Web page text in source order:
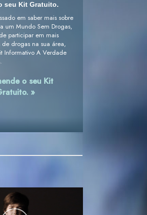
seu Kit Gratuito.
em saber mais sobre
um Mundo Sem Drogas,
participar em mais
de drogas na sua área,
Informativo A Verdade
o seu Kit
»